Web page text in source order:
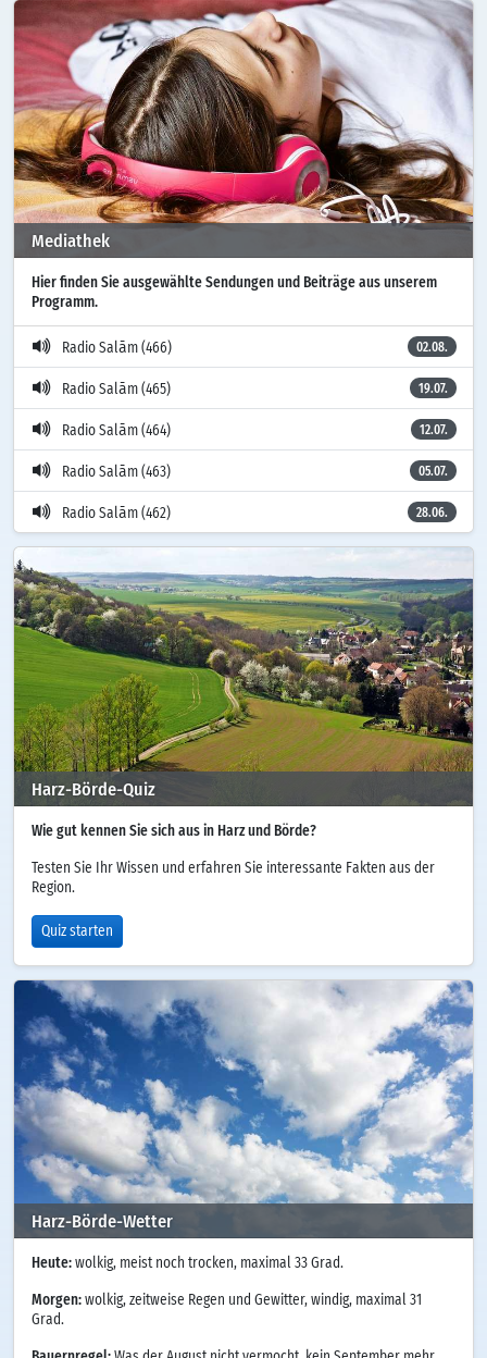
Mediathek
Hier finden Sie ausgewählte Sendungen und Beiträge aus unserem
Programm.
Radio Salām (466) 02.08.
Radio Salām (465) 19.07.
Radio Salām (464) 12.07.
Radio Salām (463) 05.07.
Radio Salām (462) 28.06.
Harz-Börde-Quiz
Wie gut kennen Sie sich aus in Harz und Börde?
Testen Sie Ihr Wissen und erfahren Sie interessante Fakten aus der
Region.
Quiz starten
Harz-Börde-Wetter
Heute: wolkig, meist noch trocken, maximal 33 Grad.
Morgen: wolkig, zeitweise Regen und Gewitter, windig, maximal 31
Grad.